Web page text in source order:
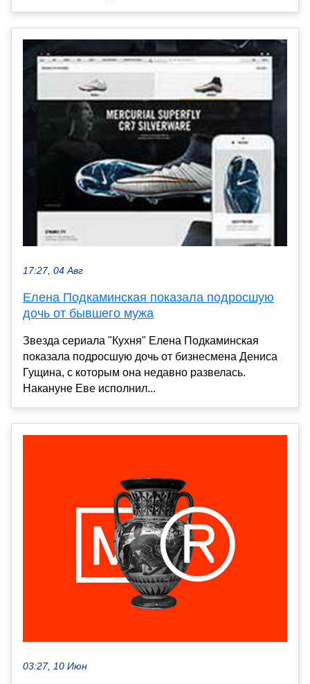
17:27, 04 Авг
Елена Подкаминская показала подросшую
дочь от бывшего мужа
Звезда сериала "Кухня" Елена Подкаминская
показала подросшую дочь от бизнесмена Дениса
Гущина, с которым она недавно развелась.
Накануне Еве исполнил...
03:27, 10 Июн